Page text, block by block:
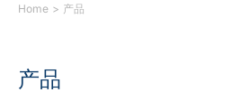
Home 产品
产品